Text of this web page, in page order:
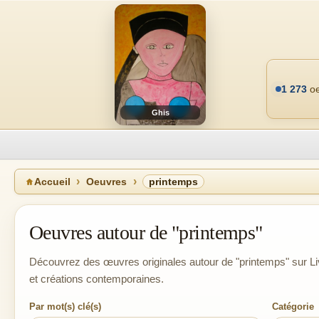
Ghis
1 273
Accueil Oeuvres printemps
Oeuvres autour de "printemps"
Découvrez des œuvres originales autour de "printemps" sur
et créations contemporaines.
Par mot(s) clé(s) Catégorie